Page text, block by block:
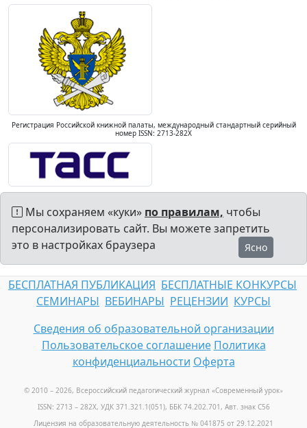
Регистрация Российской книжной палаты, международный стандартный серийный
номер ISSN: 2713-282X
Мы сохраняем «куки» по правилам, чтобы
персонализировать сайт. Вы можете запретить
это в настройках браузера
Ясно
БЕСПЛАТНАЯ ПУБЛИКАЦИЯ БЕСПЛАТНЫЕ КОНКУРСЫ
СЕМИНАРЫ ВЕБИНАРЫ РЕЦЕНЗИИ КУРСЫ
Сведения об образовательной организации
Пользовательское соглашение Политика
конфиденциальности Оферта
© 2010 – 2026, Всероссийский педагогический журнал «Современный урок»
ISSN: 2713 – 282X, УДК 371.321.1(051), ББК 74.202.701, Авт. знак С56
Лицензия на образовательную деятельность № 041875 от 29.12.2021